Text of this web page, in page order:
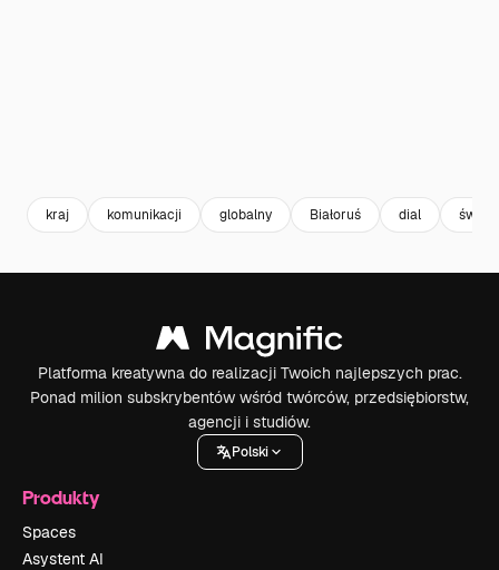
kraj komunikacji globalny Białoruś dial
Platforma kreatywna do realizacji Twoich najlepszych prac.
Ponad milion subskrybentów wśród twórców, przedsiębiorstw,
agencji i studiów.
Polski
Produkty
Spaces
Asystent AI